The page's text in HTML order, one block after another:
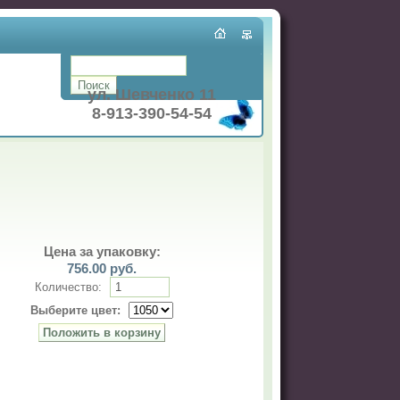
ул. Шевченко 11
8-913-390-54-54
Цена за упаковку:
756.00 руб.
Количество:
Выберите цвет: